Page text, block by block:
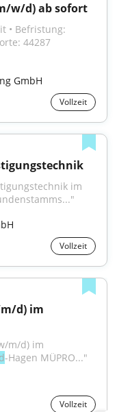
w/d) ab sofort
• Befristung:
GmbH
Vollzeit
im
Vollzeit
d) im
m/d) im
-Hagen MÜPRO..."
Vollzeit